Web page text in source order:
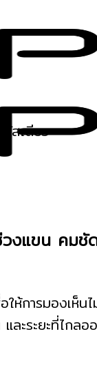
สเดียว
งแขน คมชั
ให้การมองเห็น
ละระยะที่ไกล